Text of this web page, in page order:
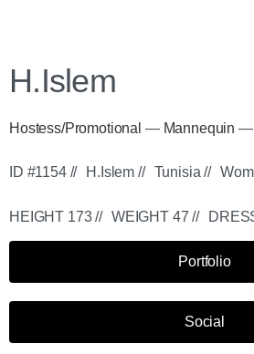
H.Islem
Hostess/Promotional — Mannequin —
ID #1154 // H.Islem // Tunisia //
HEIGHT 173 // WEIGHT 47 //
Portfolio
Social